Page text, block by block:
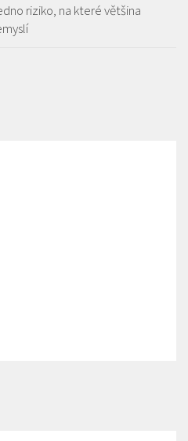
riziko, na které většina